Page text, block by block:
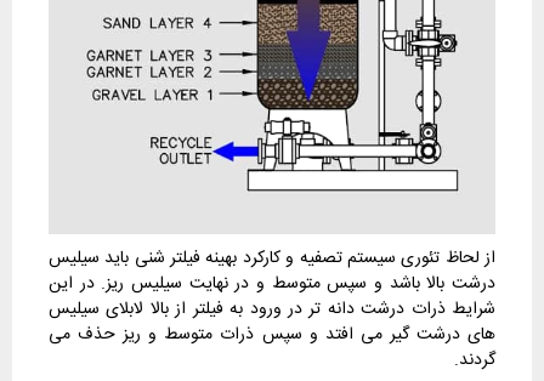
از لحاظ تئوری سیستم تصفیه و کارکرد بهینه فیلتر شنی باید سیلیس
درشت بالا باشد و سپس متوسط و در نهایت سیلیس ریز. در این
شرایط ذرات درشت دانه تر در ورود به فیلتر از بالا لابلای سیلیس
های درشت گیر می افتد و سپس ذرات متوسط و ریز حذف می
گردند.